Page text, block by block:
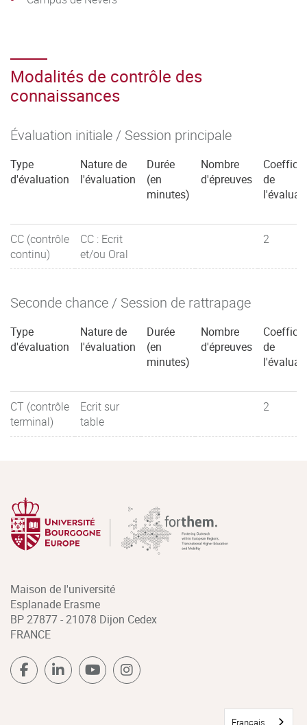
Modalités de contrôle des
connaissances
Évaluation initiale / Session principale
Type
d'évaluation
Nature de
l'évaluation
Durée
(en
minutes)
Nombre
d'épreuves
de
CC (contrôle
continu)
CC : Ecrit
et/ou Oral
2
Seconde chance / Session de rattrapage
Type
d'évaluation
Nature de
l'évaluation
Durée
(en
minutes)
Nombre
d'épreuves
de
CT (contrôle
terminal)
Ecrit sur
table
2
Maison de l'université
Esplanade Erasme
BP 27877 - 21078 Dijon Cedex
FRANCE
Français